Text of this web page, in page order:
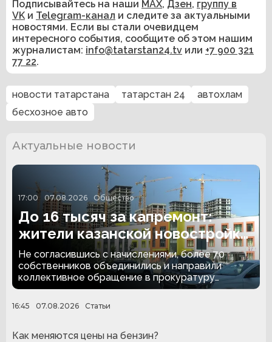
Подписывайтесь на наши MAX, Дзен, группу в
VK и Telegram-канал и следите за актуальными
новостями. Если вы стали очевидцем
интересного события, сообщите об этом нашим
журналистам: info@tatarstan24.tv или +7 900 321
77 22.
новости татарстана татарстан 24
автохлам
бесхозное авто
Актуальные новости
17:00 07.08.2026 Общество
До 16 тысяч за капремонт:
жители казанской новостройки
обратились в прокуратуру
Не согласившись с начислениями, более 70
собственников объединились и направили
коллективное обращение в прокуратуру
Татарстана.
16:45 07.08.2026 Статьи
Как меняются цены на бензин?